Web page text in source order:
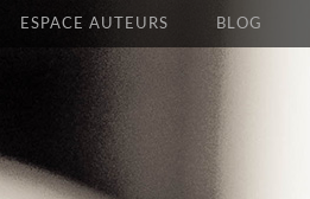
ESPACE AUTEURS BLOG